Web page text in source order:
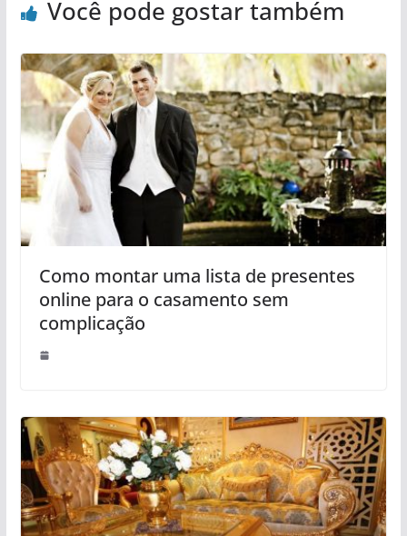
Você pode gostar também
Como montar uma lista de presentes
online para o casamento sem
complicação